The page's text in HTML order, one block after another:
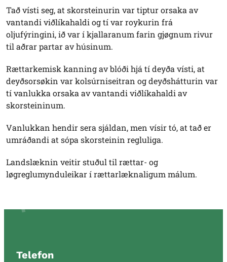
Tað vísti seg, at skorsteinurin var tiptur orsaka av
vantandi viðlíkahaldi og tí var roykurin frá
oljufýringini, ið var í kjallaranum farin gjøgnum rivur
til aðrar partar av húsinum.
Rættarkemisk kanning av blóði hjá tí deyða vísti, at
deyðsorsøkin var kolsúrniseitran og deyðshátturin var
tí vanlukka orsaka av vantandi viðlíkahaldi av
skorsteininum.
Vanlukkan hendir sera sjáldan, men vísir tó, at tað er
umráðandi at sópa skorsteinin regluliga.
Landslæknin veitir stuðul til rættar- og
løgreglumynduleikar í rættarlæknaligum málum.
Telefon